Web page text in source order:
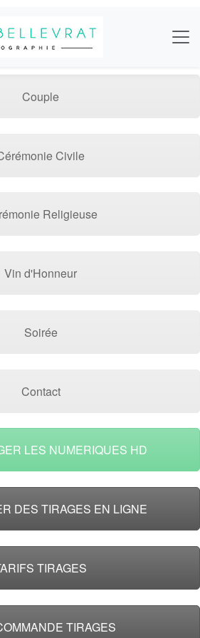
Couple
Civile
Religieuse
Vin d'Honneur
Soirée
Contact
LES NUMERIQUES HD
DES TIRAGES EN LIGNE
TIRAGES
TIRAGES